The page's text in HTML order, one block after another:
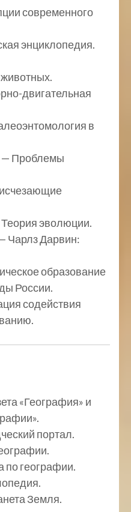
современного
энциклопедия.
двигательная
в
— Проблемы
эволюции.
Чарлз Дарвин:
образование
России.
содействия
«География» и
портал.
по географии.
Земля.